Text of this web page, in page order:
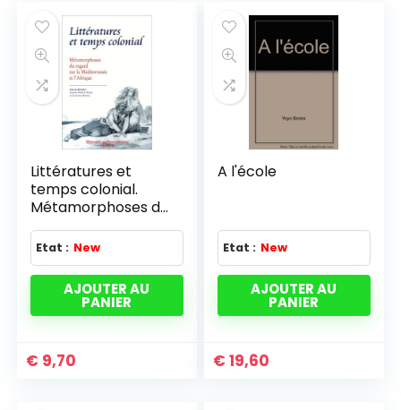
Littératures et
temps colonial.
Métamorphoses du
regard sur la
Méditerranée et
l'Afrique
Etat : New
AJOUTER AU
PANIER
€ 9,70
A l'école
Etat : New
AJOUTER AU
PANIER
€ 19,60